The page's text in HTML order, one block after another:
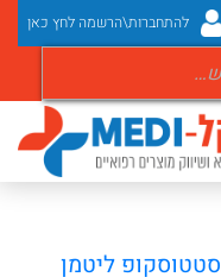
להתחברות\הרשמה לחץ כאן
סטטוסקופ ליטמן